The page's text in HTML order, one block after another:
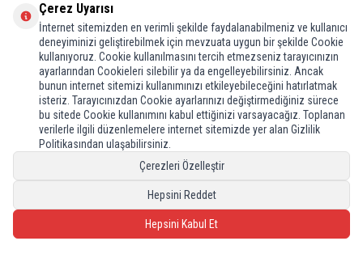
Dökümanı Yükle
E-Bülten Aboneliği
Kampanya ve yeniliklerden haberdar olmak için e-bültenimize abone olun!
Sosyal Medya
Sosyal medyaya özel kampanya ve indirimlerden haberdar olun!
Çerez Uyarısı
İnternet sitemizden en verimli şekilde faydalanabilmeniz ve kullanıcı
deneyiminizi geliştirebilmek için mevzuata uygun bir şekilde Cookie
kullanıyoruz. Cookie kullanılmasını tercih etmezseniz tarayıcınızın
ayarlarından Cookieleri silebilir ya da engelleyebilirsiniz. Ancak
bunun internet sitemizi kullanımınızı etkileyebileceğini hatırlatmak
isteriz. Tarayıcınızdan Cookie ayarlarınızı değiştirmediğiniz sürece
bu sitede Cookie kullanımını kabul ettiğinizi varsayacağız. Toplanan
verilerle ilgili düzenlemelere internet sitemizde yer alan Gizlilik
Politikasından ulaşabilirsiniz.
Çerezleri Özelleştir
Hepsini Reddet
Hepsini Kabul Et